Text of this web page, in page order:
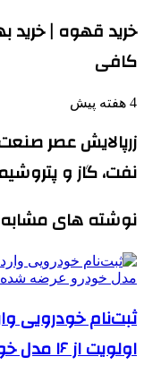
خرید قهوه | خرید
کافی
4 هفته پیش
نفت، گاز و
نوشته های مشابه
اولویت از ۱۶ مدل خودرو عرضه شده